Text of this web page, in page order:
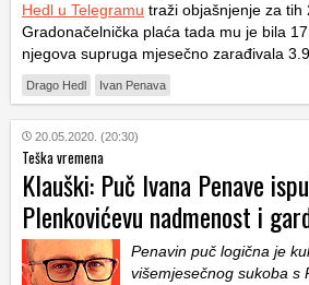
Hedl u Telegramu traži objašnjenje za tih
Gradonačelnička plaća tada mu je bila
njegova supruga mjesečno zarađivala
Drago Hedl Ivan Penava
20.05.2020. (20:30)
Teška vremena
Klauški: Puč Ivana Penave
Plenkovićevu nadmenost i
Penavin puč logična je
višemjesečnog sukoba s